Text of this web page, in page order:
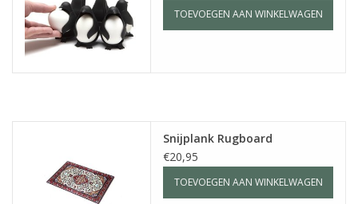
TOEVOEGEN AAN WINKELWAGEN
Snijplank Rugboard
€20,95
TOEVOEGEN AAN WINKELWAGEN